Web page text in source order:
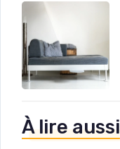
À lire aussi